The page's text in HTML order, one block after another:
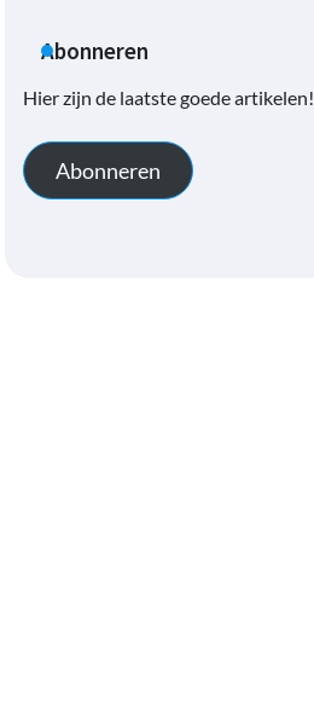
Abonneren
Hier zijn de laatste goede artikelen!
Abonneren